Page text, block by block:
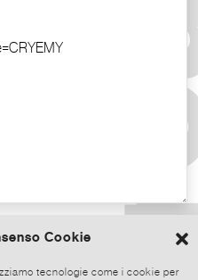
Cookie
tecnologie come i cookie per
the text